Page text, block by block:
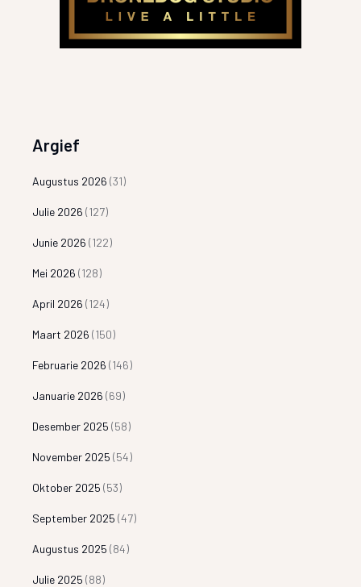
Argief
Augustus 2026 (31)
Julie 2026 (127)
Junie 2026 (122)
Mei 2026 (128)
April 2026 (124)
Maart 2026 (150)
Februarie 2026 (146)
Januarie 2026 (69)
Desember 2025 (58)
November 2025 (54)
Oktober 2025 (53)
September 2025 (47)
Augustus 2025 (84)
Julie 2025 (88)